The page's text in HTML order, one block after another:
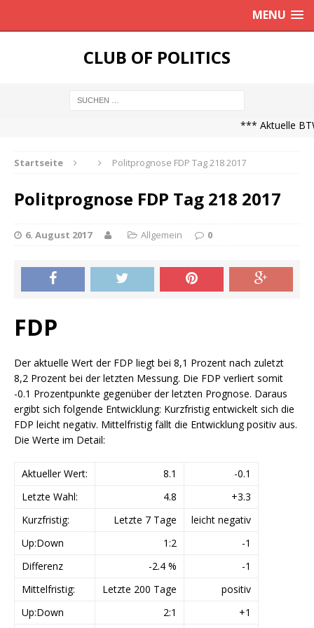
MENU
CLUB OF POLITICS
*** Aktuelle
Startseite Politprognose FDP Tag 218 2017
Politprognose FDP Tag 218 2017
6. August 2017 Allgemein 0
FDP
Der aktuelle Wert der FDP liegt bei 8,1 Prozent nach zuletzt
8,2 Prozent bei der letzten Messung. Die FDP verliert somit
-0.1 Prozentpunkte gegenüber der letzten Prognose. Daraus
ergibt sich folgende Entwicklung: Kurzfristig entwickelt sich die
FDP leicht negativ. Mittelfristig fällt die Entwicklung positiv aus.
Die Werte im Detail:
Aktueller Wert: 8.1
-0.1
Letzte Wahl:
4.8
+3.3
Kurzfristig:
Letzte 7 Tage
leicht negativ
Up:Down
1:2
-1
Differenz
-2.4 %
-1
Mittelfristig:
Letzte 200 Tage
positiv
Up:Down
2:1 +1